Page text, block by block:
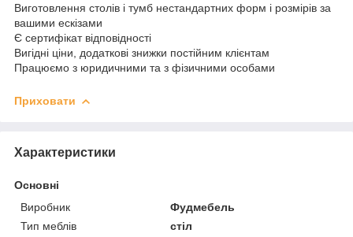
Виготовлення столів і тумб нестандартних форм і розмірів за
вашими ескізами
Є сертифікат відповідності
Вигідні ціни, додаткові знижки постійним клієнтам
Працюємо з юридичними та з фізичними особами
Приховати
Характеристики
Основні
Виробник
Фудмебель
Тип меблів
стіл